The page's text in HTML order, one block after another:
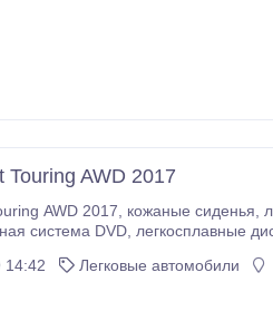
Touring AWD 2017
/ люк, навигационная система, адаптивный круиз-контроль,
резервная камера, дистанционный запуск, срочно свяжитесь с
14:42
Легковые автомобили